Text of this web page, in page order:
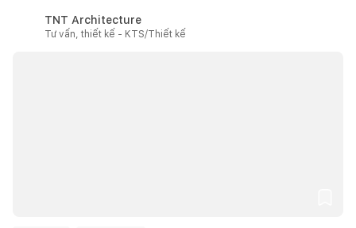
TNT Architecture
Tư vấn, thiết kế - KTS/Thiết kế